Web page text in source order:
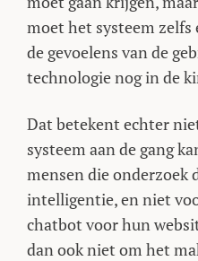
moet het systeem zelfs
de gevoelens van de
technologie nog in de
Dat betekent echter
systeem aan de gang
mensen die onderzoek
intelligentie, en niet
chatbot voor hun
dan ook niet om het